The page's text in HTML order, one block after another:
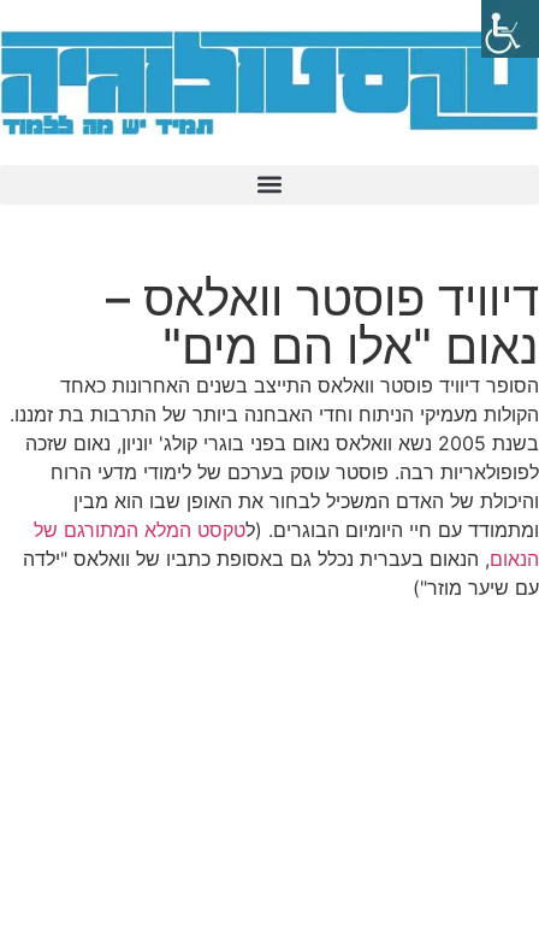
דיוויד פוסטר וואלאס –
נאום "אלו הם מים"
הסופר דיוויד פוסטר וואלאס התייצב בשנים האחרונות כאחד
הקולות מעמיקי הניתוח וחדי האבחנה ביותר של התרבות בת זמננו.
בשנת 2005 נשא וואלאס נאום בפני בוגרי קולג' יוניון, נאום שזכה
לפופולאריות רבה. פוסטר עוסק בערכם של לימודי מדעי הרוח
והיכולת של האדם המשכיל לבחור את האופן שבו הוא מבין
ומתמודד עם חיי היומיום הבוגרים. (לטקסט המלא המתורגם של
הנאום, הנאום בעברית נכלל גם באסופת כתביו של וואלאס "ילדה
עם שיער מוזר")